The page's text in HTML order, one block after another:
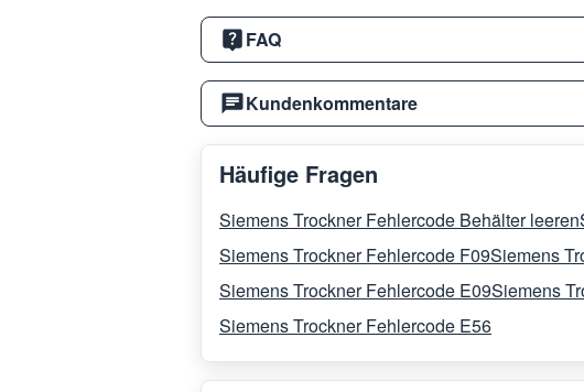
FAQ
Kundenkommentare
Häufige Fragen
Siemens Trockner Fehlercode Behälter leeren
Siemens Trockner Fehlercode F09Siemens
Siemens Trockner Fehlercode E09Siemens
Siemens Trockner Fehlercode E56